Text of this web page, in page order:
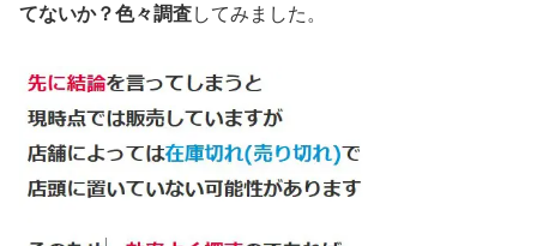
てないか？色々調査してみました。